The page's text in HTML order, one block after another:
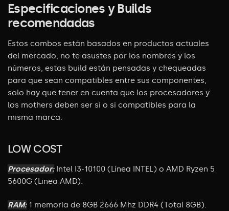
Especificaciones y Builds
recomendadas
Estos combos están basados en productos actuales
del mercado, no te asustes por los nombres y los
números, estas build están pensadas y chequeadas
para que sean compatibles entre sus componentes,
solo hay que tener en cuenta que los procesadores y
los mothers deben ser si o si compatibles para la
misma marca.
LOW COST
Procesador:Intel I3-10100 (Línea INTEL) o AMD Ryzen 5
5600G (Linea AMD).
RAM:1 memoria de 8GB 2666 Mhz DDR4 (Total 8GB).